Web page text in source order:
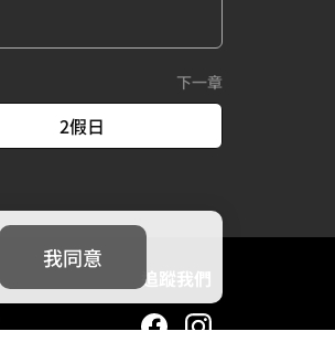
下一章
2假日
追蹤我們
我同意